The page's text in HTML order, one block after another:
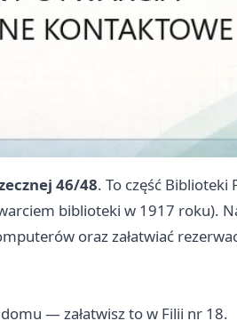
46/48. To część Biblioteki
biblioteki w 1917 roku).
oraz załatwiać
— załatwisz to w Filii nr 18.